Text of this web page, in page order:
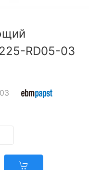
RD05-03